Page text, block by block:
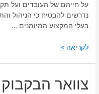
על חייהם של העובדים ועל
נדרשים להבטיח כי הניהול
בעלי המקצוע המיומנים …
לקריאה »
צוואר
צוואר
הבקבוק